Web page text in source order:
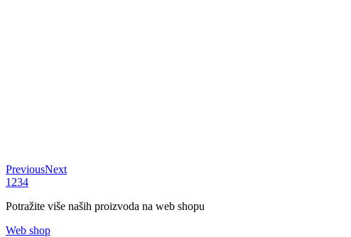
PreviousNext
1 234
Potražite više naših proizvoda na web shopu
Web shop